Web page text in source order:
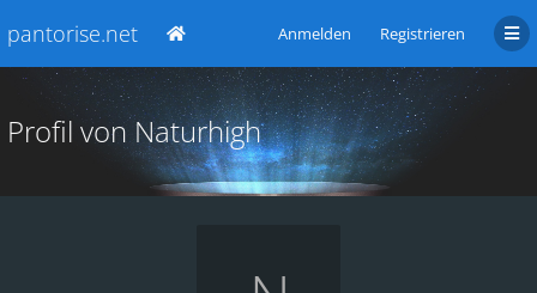
pantorise.net Anmelden Registrieren
Profil von Naturhigh